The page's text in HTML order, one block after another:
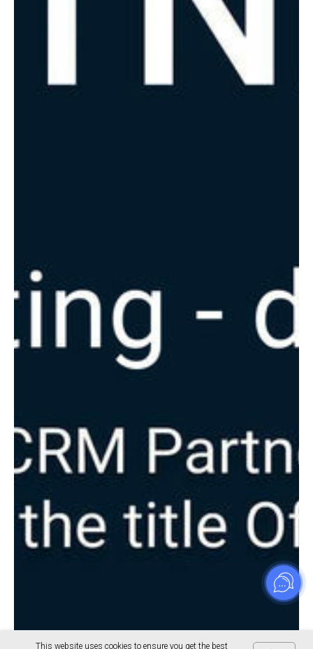
This website uses cookies to ensure you get the best